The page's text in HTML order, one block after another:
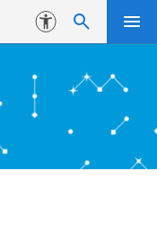
Juurdepääsetavus